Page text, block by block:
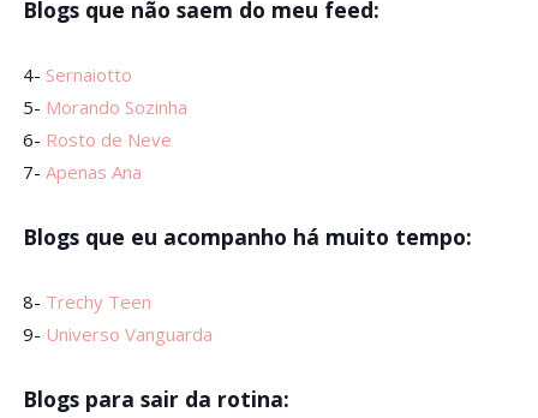
Blogs que não saem do meu feed:
4- Sernaiotto
5- Morando Sozinha
6- Rosto de Neve
7- Apenas Ana
Blogs que eu acompanho há muito tempo:
8- Trechy Teen
9- Universo Vanguarda
Blogs para sair da rotina: